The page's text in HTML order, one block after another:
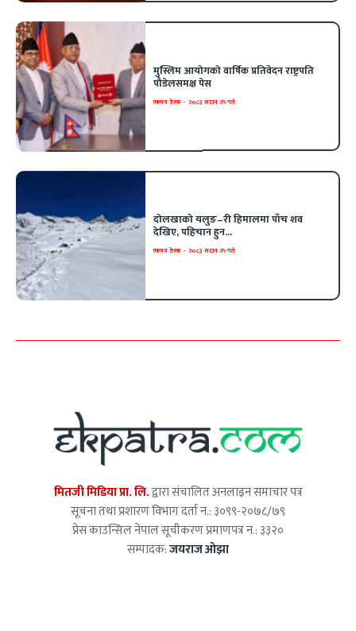
मुस्लिम आयोगको वार्षिक प्रतिवेदन राष्ट्रपति
पौडेलसमक्ष पेस
एकपत्र डेस्क - २०८३ साउन २५ गते
दोलखाको यलुङ–री हिमालमा पाँच शव
देखिए, पहिचान हुन...
एकपत्र डेस्क - २०८३ साउन २५ गते
मितजी मिडिया प्रा. लि.द्वारा संचालित अनलाइन समाचार पत्र
सूचना तथा प्रशारण विभाग दर्ता न.: ३०९९-२०७८/७९
प्रेस काउन्सिल नेपाल सूचीकरण प्रमाणपत्र न.: ३३२०
सम्पादक:जयराज ओझा